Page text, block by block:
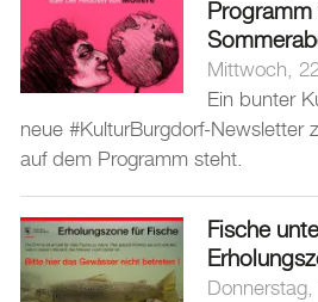
Mittwoch,
Ein bunter
neue #KulturBurgdorf-Newsletter
auf dem Programm steht.
Fische